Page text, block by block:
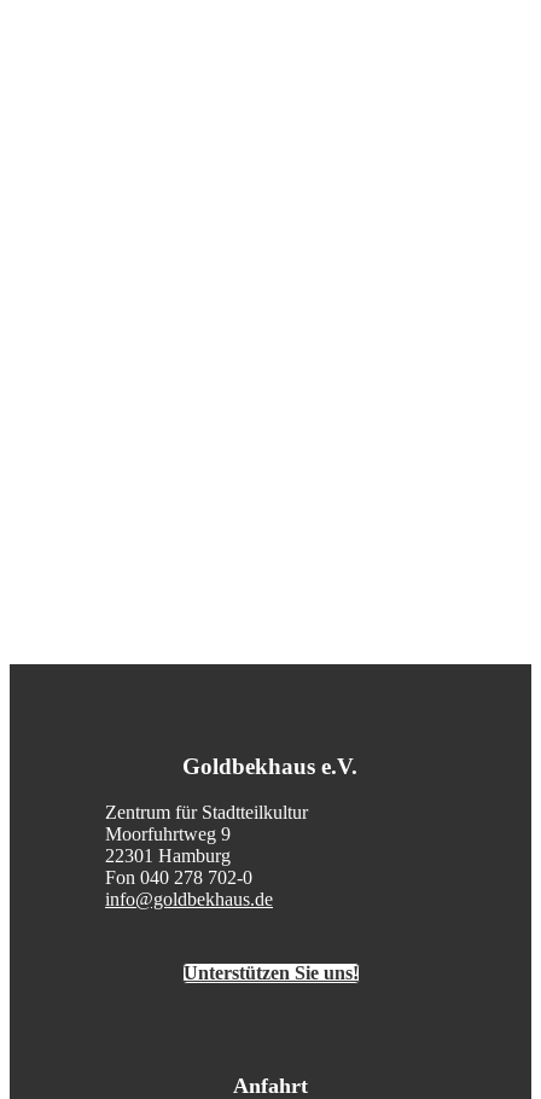
Goldbekhaus e.V.
Zentrum für Stadtteilkultur
Moorfuhrtweg 9
22301 Hamburg
Fon 040 278 702-0
info@goldbekhaus.de
Unterstützen Sie uns!
Anfahrt